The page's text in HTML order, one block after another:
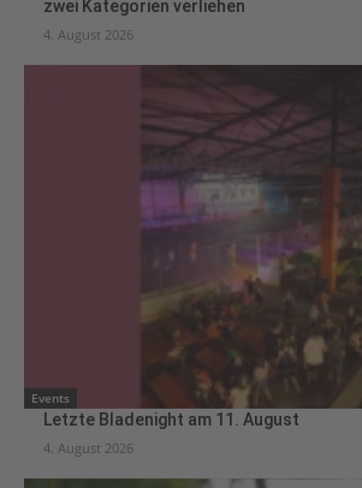
zwei Kategorien verliehen
4. August 2026
Events
Letzte Bladenight am 11. August
4. August 2026